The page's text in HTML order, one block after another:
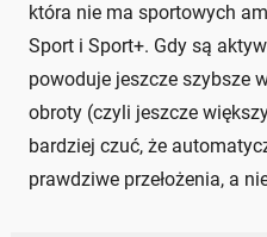
która nie ma sportowych
Sport i Sport+. Gdy są
powoduje jeszcze szybsze
obroty (czyli jeszcze
bardziej czuć, że
prawdziwe przełożenia, a